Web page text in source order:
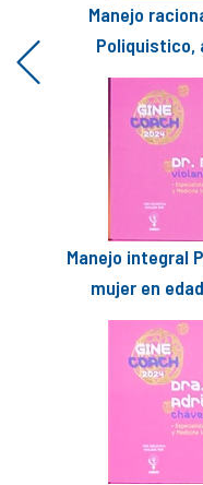
Manejo
Poliquistico,
Manejo integral
mujer en
Previous